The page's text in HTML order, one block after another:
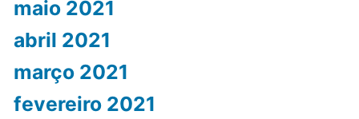
maio 2021
abril 2021
março 2021
fevereiro 2021